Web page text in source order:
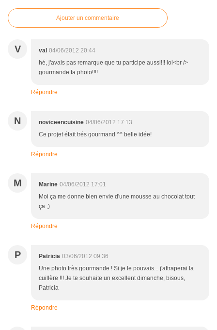
Ajouter un commentaire
V val 04/06/2012 20:44
hé, j'avais pas remarque que tu participe aussi!!! lol<br />
gourmande ta photo!!!!
Répondre
N noviceencuisine 04/06/2012 17:13
Ce projet était trés gourmand ^^ belle idée!
Répondre
M Marine 04/06/2012 17:01
Moi ça me donne bien envie d'une mousse au chocolat tout
ça ;)
Répondre
P Patricia 03/06/2012 09:36
Une photo très gourmande ! Si je le pouvais... j'attraperai la
cuillère !!! Je te souhaite un excellent dimanche, bisous,
Patricia
Répondre